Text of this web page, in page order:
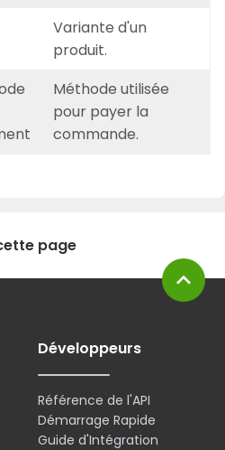
Variante d'un
produit.
Méthode utilisée
pour payer la
commande.
page
Développeurs
Référence de l'API
Démarrage Rapide
Guide d'Intégration
expand_less